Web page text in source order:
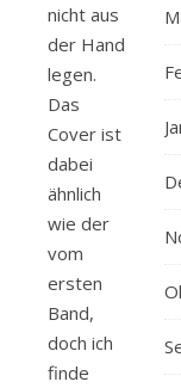
nicht aus
der Hand
legen.
Das
Cover ist
dabei
ähnlich
wie der
vom
ersten
Band,
doch ich
finde